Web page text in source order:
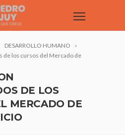
DESARROLLO HUMANO
de los cursos del Mercado de
DE LOS
MERCADO DE